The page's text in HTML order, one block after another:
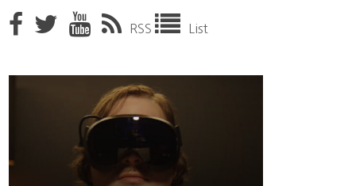
RSS List